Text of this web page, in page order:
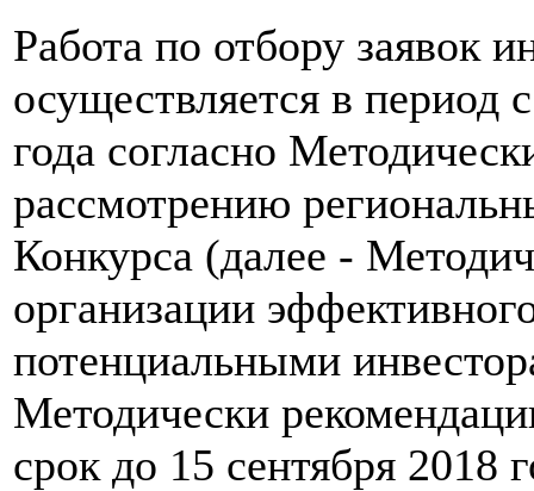
Работа по отбору заявок
осуществляется в период
года согласно
рассмотрению
Конкурса (далее -
организации
потенциальными
Методически
срок до 15 сентября 2018